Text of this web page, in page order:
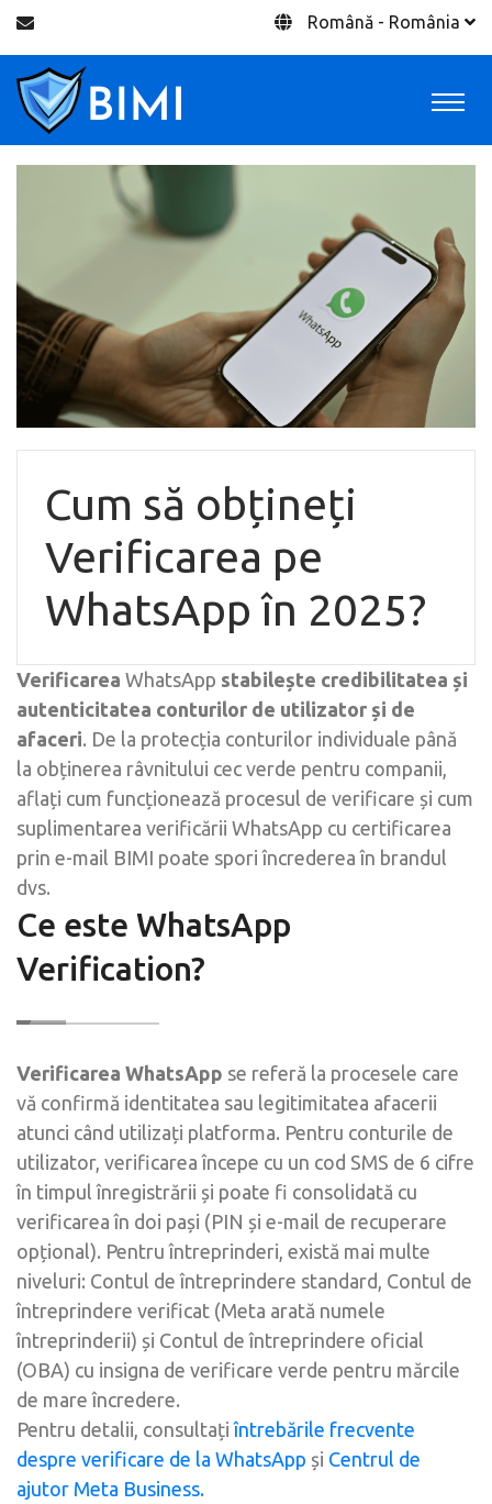
Română - România
Cum să obțineți
Verificarea pe
WhatsApp în 2025?
Verificarea WhatsApp stabilește credibilitatea și
autenticitatea conturilor de utilizator și de
afaceri. De la protecția conturilor individuale până
la obținerea râvnitului cec verde pentru companii,
aflați cum funcționează procesul de verificare și cum
suplimentarea verificării WhatsApp cu certificarea
prin e-mail BIMI poate spori încrederea în brandul
dvs.
Ce este WhatsApp
Verification?
Verificarea WhatsApp se referă la procesele care
vă confirmă identitatea sau legitimitatea afacerii
atunci când utilizați platforma. Pentru conturile de
utilizator, verificarea începe cu un cod SMS de 6 cifre
în timpul înregistrării și poate fi consolidată cu
verificarea în doi pași (PIN și e-mail de recuperare
opțional). Pentru întreprinderi, există mai multe
niveluri: Contul de întreprindere standard, Contul de
întreprindere verificat (Meta arată numele
întreprinderii) și Contul de întreprindere oficial
(OBA) cu insigna de verificare verde pentru mărcile
de mare încredere.
Pentru detalii, consultațiîntrebările frecvente
despre verificare de la WhatsApp și Centrul de
ajutor Meta Business.